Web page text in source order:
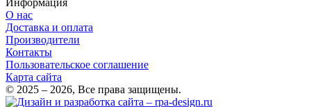
О нас
Доставка и оплата
Производители
Контакты
Пользовательское соглашение
Карта сайта
© 2025 – 2026, Все права защищены.